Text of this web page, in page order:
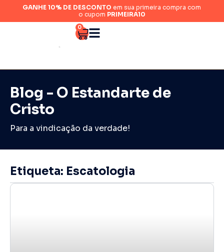
GANHE 10% DE DESCONTO em sua primeira compra com
o cupom PRIMEIRA10
0
Blog - O Estandarte de
Cristo
Para a vindicação da verdade!
Etiqueta: Escatologia